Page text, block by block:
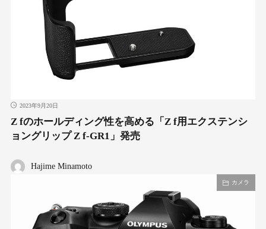
2023年9月20日
Z fのホールディング性を高める「Z f用エクステンシ
ョングリップ Z f-GR1」発売
Hajime Minamoto
カメラ